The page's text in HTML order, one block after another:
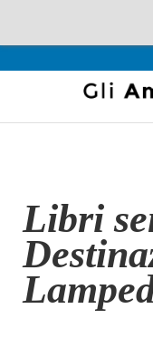
Recensioni
Interviste & Incontri
Chi siamo
Contatti
Eventi
Libri